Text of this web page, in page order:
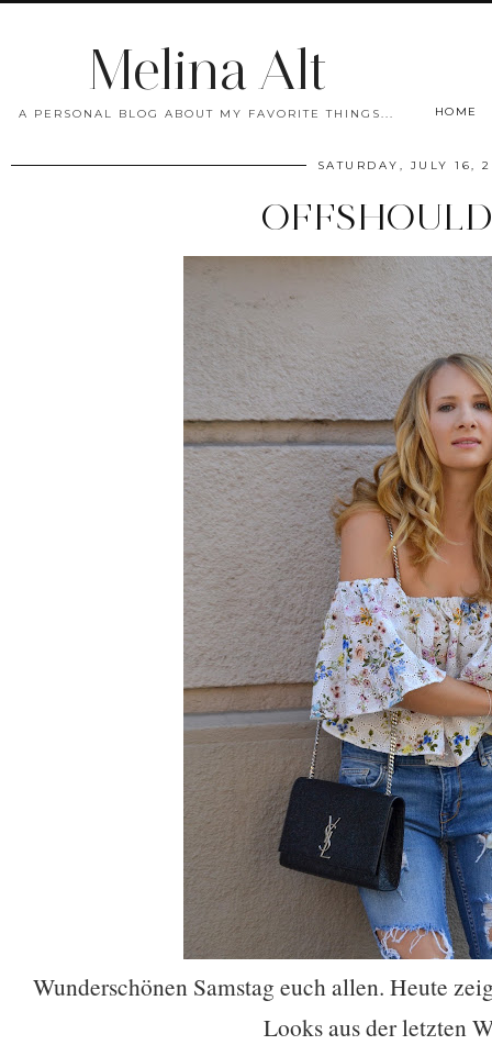
Melina Alt
A PERSONAL BLOG ABOUT MY FAVORITE THINGS... HOME
SATURDAY, JULY 16,
Wunderschönen Samstag euch allen. Heute
Looks aus der letzten